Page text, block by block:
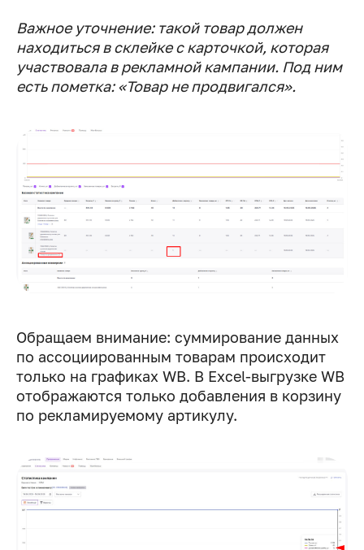
Важное уточнение: такой товар должен
находиться в склейке с карточкой, которая
участвовала в рекламной кампании. Под ним
есть пометка: «Товар не продвигался».
Обращаем внимание: суммирование данных
по ассоциированным товарам происходит
только на графиках WB. В Excel-выгрузке WB
отображаются только добавления в корзину
по рекламируемому артикулу.